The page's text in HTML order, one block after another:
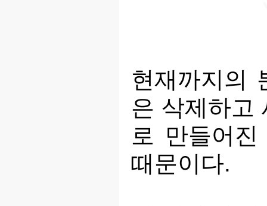
현재까지의
은 삭제하고
로 만들어
때문이다.